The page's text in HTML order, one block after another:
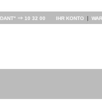
⇒ 10 32 00 IHR KONTO |